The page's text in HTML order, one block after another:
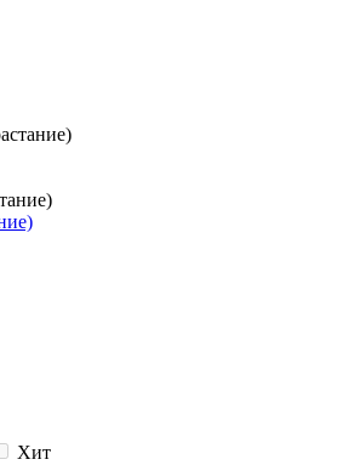
Хит